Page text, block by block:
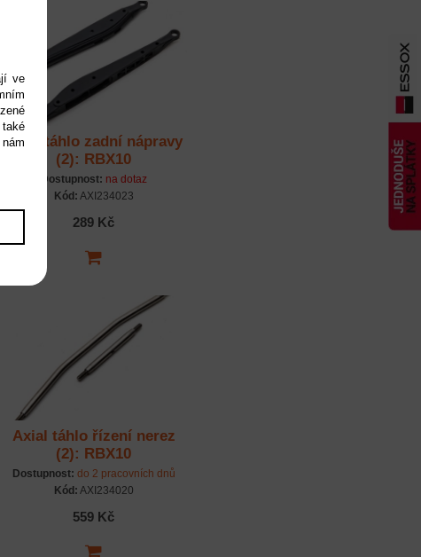
Axial táhlo zadní nápravy
(2): RBX10
Dostupnost: na dotaz
Kód: AXI234023
289 Kč
Axial táhlo řízení nerez
(2): RBX10
Dostupnost: do 2 pracovních dnů
Kód: AXI234020
559 Kč
ve